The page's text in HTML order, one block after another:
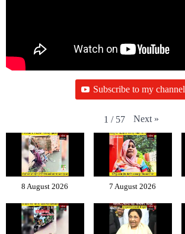
Subscribe to my channel
1 / 57 Next »
8 August 2026 7 August 2026